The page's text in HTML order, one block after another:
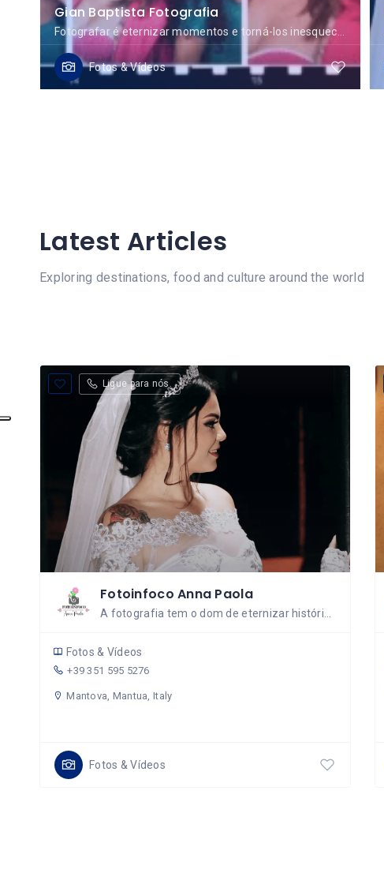
Gian Baptista Fotografia
Fotos & Vídeos
Latest Articles
Exploring destinations, food and culture around the world
Ligue para nós.
Fotoinfoco Anna Paola
Fotos & Vídeos
+39 351 595 5276
Mantova, Mantua, Italy
Fotos & Vídeos